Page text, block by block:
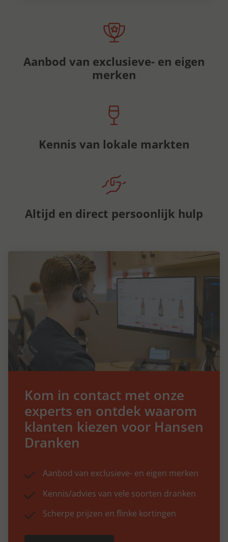
Aanbod van exclusieve- en eigen
merken
Kennis van lokale markten
Altijd en direct persoonlijk hulp
Kom in contact met onze
experts en ontdek waarom
klanten kiezen voor Hansen
Dranken
Aanbod van exclusieve- en eigen merken
Kennis/advies van vele soorten dranken
Scherpe prijzen en flinke kortingen